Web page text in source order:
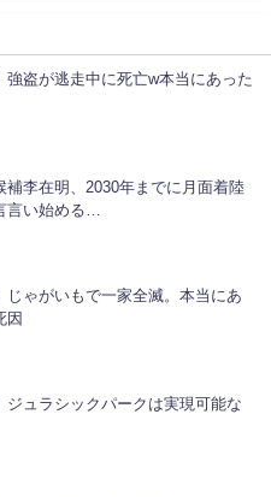
強盗が逃走中に死亡w本当にあった
補李在明、2030年までに月面着陸
言い始める…
じゃがいもで一家全滅。本当にあ
因
ジュラシックパークは実現可能な